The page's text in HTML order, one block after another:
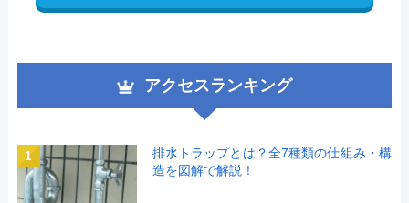
アクセスランキング
1
排水トラップとは？全7種類の仕組み・構
造を図解で解説！